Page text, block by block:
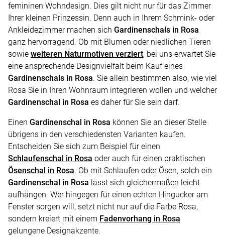
femininen Wohndesign. Dies gilt nicht nur für das Zimmer
Ihrer kleinen Prinzessin. Denn auch in Ihrem Schmink- oder
Ankleidezimmer machen sich Gardinenschals in Rosa
ganz hervorragend. Ob mit Blumen oder niedlichen Tieren
sowie weiteren Naturmotiven verziert, bei uns erwartet Sie
eine ansprechende Designvielfalt beim Kauf eines
Gardinenschals in Rosa. Sie allein bestimmen also, wie viel
Rosa Sie in Ihren Wohnraum integrieren wollen und welcher
Gardinenschal in Rosa es daher für Sie sein darf.
Einen Gardinenschal in Rosa können Sie an dieser Stelle
übrigens in den verschiedensten Varianten kaufen.
Entscheiden Sie sich zum Beispiel für einen
Schlaufenschal in Rosa oder auch für einen praktischen
Ösenschal in Rosa. Ob mit Schlaufen oder Ösen, solch ein
Gardinenschal in Rosa lässt sich gleichermaßen leicht
aufhängen. Wer hingegen für einen echten Hingucker am
Fenster sorgen will, setzt nicht nur auf die Farbe Rosa,
sondern kreiert mit einem Fadenvorhang in Rosa
gelungene Designakzente.